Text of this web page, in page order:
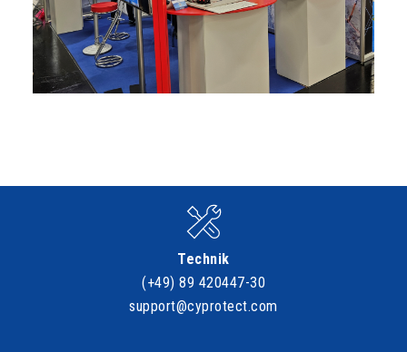
Technik
(+49) 89 420447-30
support@cyprotect.com